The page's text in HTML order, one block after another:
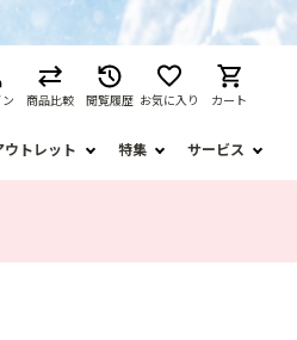
商品比較 閲覧履歴 お気に入り カート
ウトレット 特集 サービス